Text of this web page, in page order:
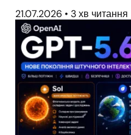
21.07.2026 • 3 хв читання